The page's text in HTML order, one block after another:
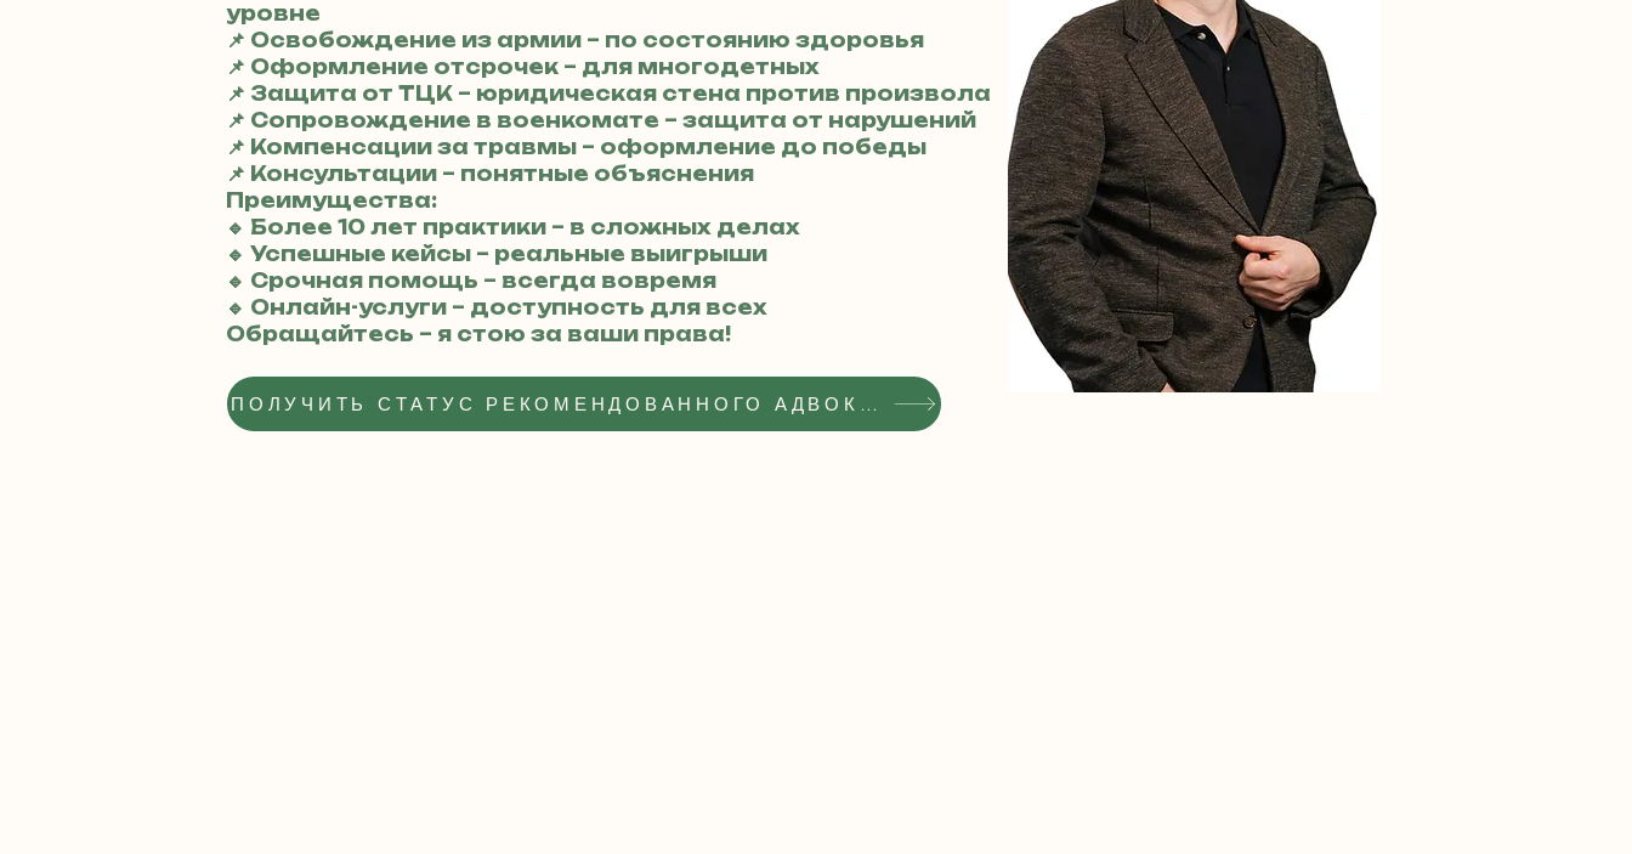
уровне
📌 Освобождение из армии – по состоянию здоровья
📌 Оформление отсрочек – для многодетных
📌 Защита от ТЦК – юридическая стена против произвола
📌 Сопровождение в военкомате – защита от нарушений
📌 Компенсации за травмы – оформление до победы
📌 Консультации – понятные объяснения
Преимущества:
🔹 Более 10 лет практики – в сложных делах
🔹 Успешные кейсы – реальные выигрыши
🔹 Срочная помощь – всегда вовремя
🔹 Онлайн-услуги – доступность для всех
Обращайтесь – я стою за ваши права!
ПОЛУЧИТЬ СТАТУС РЕКОМЕНДОВАННОГО АДВОКАТА